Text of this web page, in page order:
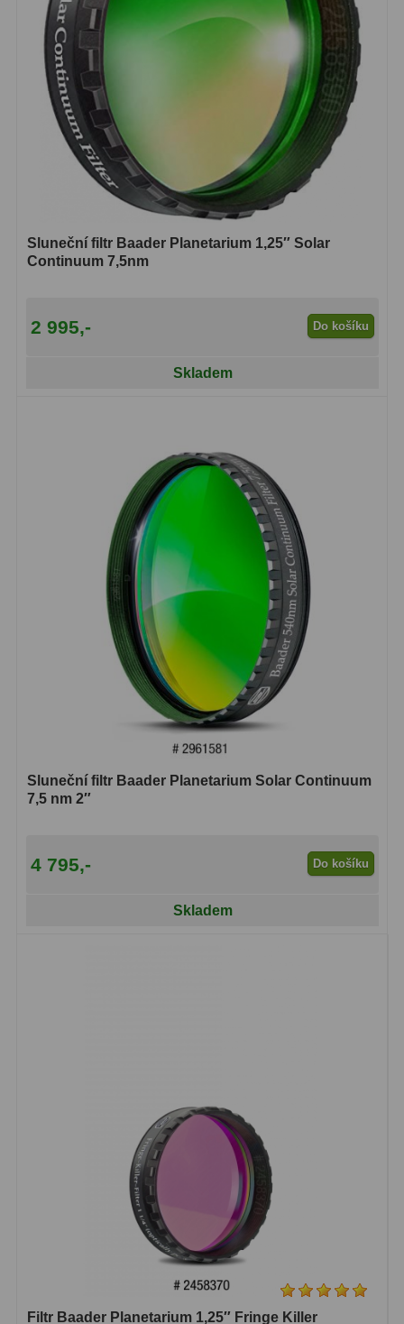
Pokročilé
Profesionální
Čidla 2
Teploměry a vlhkoměry
Astronomická literatura10
Sluneční filtr Baader Planetarium 1,25″ Solar
Continuum 7,5nm
2 995,- Do košíku
Skladem
Sluneční filtr Baader Planetarium Solar Continuum
7,5 nm 2″
4 795,- Do košíku
Skladem
Filtr Baader Planetarium 1,25″ Fringe Killer